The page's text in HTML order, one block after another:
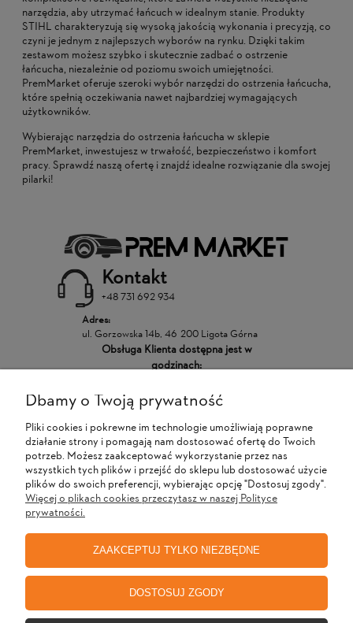
narzędzia, aby utrzymać łańcuch w idealnym stanie. Produkty
STIHL charakteryzują się wysoką jakością wykonania i precyzją, co
czyni je jednym z najlepszych wyborów na rynku. Dzięki takim
zestawom możesz szybko i skutecznie zadbać o ostrzenie
łańcucha, niezależnie od poziomu swoich umiejętności.
PremMarket oferuje szeroki wybór narzędzi do ostrzenia łańcucha,
które spełnią oczekiwania nawet najbardziej wymagających
użytkowników.
Wybierając narzędzia do ostrzenia łańcucha w sklepie
PremMarket, inwestujesz w trwałość, bezpieczeństwo i komfort
pracy. Sprawdź naszą ofertę i znajdź idealne rozwiązanie dla swojej
pilarki!
Kontakt
+48 731 692 934
Adres:
ul. Gorzowska 14b, 46-200 Ligota Górna
Obsługa Klienta dostępna jest w
godzinach:
POMOC
MOJE KONTO
PŁATNOŚCI I DOSTAWA
INFORMACJE
O NAS
Dbamy o Twoją prywatność
Pliki cookies i pokrewne im technologie umożliwiają poprawne
działanie strony i pomagają nam dostosować ofertę do Twoich
potrzeb. Możesz zaakceptować wykorzystanie przez nas
wszystkich tych plików i przejść do sklepu lub dostosować użycie
plików do swoich preferencji, wybierając opcję "Dostosuj zgody".
Więcej o plikach cookies przeczytasz w naszej Polityce
prywatności.
ZAAKCEPTUJ TYLKO NIEZBĘDNE
DOSTOSUJ ZGODY